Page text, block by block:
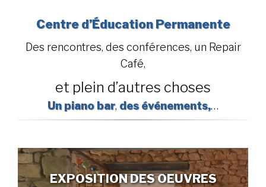
Centre d’Éducation Permanente
Des rencontres, des conférences, un Repair
Café,
et plein d’autres choses
Un piano bar, des événements,…
EXPOSITION DES OEUVRES